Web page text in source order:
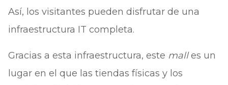
Así, los visitantes pueden disfrutar de una
infraestructura IT completa.
Gracias a esta infraestructura, este malles un
lugar en el que las tiendas físicas y los